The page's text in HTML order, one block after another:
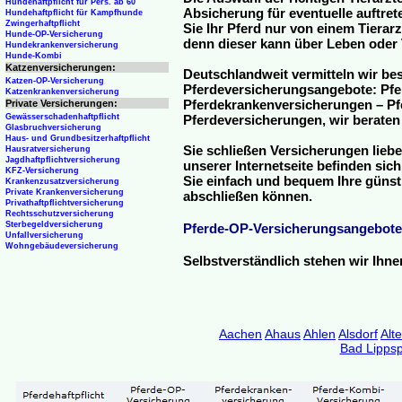
Absicherung für eventuelle
Sie Ihr Pferd nur von einem
denn dieser kann über Leben
Deutschlandweit vermitteln wir
Pferdeversicherungsangebote:
Pferdekrankenversicherungen –
Pferdeversicherungen, wir
Sie schließen Versicherungen
unserer Internetseite befinden
Sie einfach und bequem Ihre
abschließen können.
Pferde-OP-Versicherungsangebote
Selbstverständlich stehen wir
Hundehaftpflicht für Pers. ab 60
Hundehaftpflicht für Kampfhunde
Zwingerhaftpflicht
Hunde-OP-Versicherung
Hundekrankenversicherung
Hunde-Kombi
Katzenversicherungen:
Katzen-OP-Versicherung
Katzenkrankenversicherung
Private Versicherungen:
Gewässerschadenhaftpflicht
Glasbruchversicherung
Haus- und Grundbesitzerhaftpflicht
Hausratversicherung
Jagdhaftpflichtversicherung
KFZ-Versicherung
Krankenzusatzversicherung
Private Krankenversicherung
Privathaftpflichtversicherung
Rechtsschutzversicherung
Sterbegeldversicherung
Unfallversicherung
Wohngebäudeversicherung
Aachen AhausAhlen Alsdorf
Bad